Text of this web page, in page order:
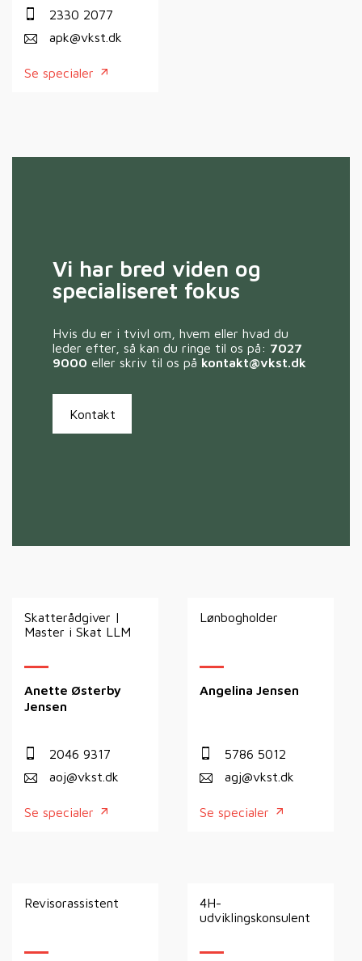
2330 2077
apk@vkst.dk
Se specialer
Vi har bred viden og
specialiseret fokus
Hvis du er i tvivl om, hvem eller hvad du
leder efter, så kan du ringe til os på: 7027
9000 eller skriv til os på kontakt@vkst.dk
Kontakt
Skatterådgiver |
Master i Skat LLM
Anette Østerby
Jensen
2046 9317
aoj@vkst.dk
Se specialer
Lønbogholder
Angelina Jensen
5786 5012
agj@vkst.dk
Se specialer
Revisorassistent
4H-
udviklingskonsulent